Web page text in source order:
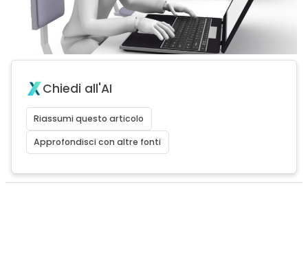
Chiedi all'AI
Riassumi questo articolo
Approfondisci con altre fonti